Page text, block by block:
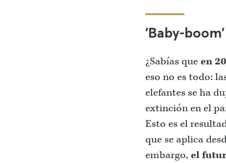
'Baby-
¿Sabías queen
eso no es todo:
elefantes se ha
extinción en el
Esto es el
que se aplica
embargo, el